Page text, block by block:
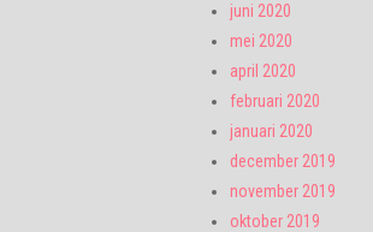
juni 2020
mei 2020
april 2020
februari 2020
januari 2020
december 2019
november 2019
oktober 2019